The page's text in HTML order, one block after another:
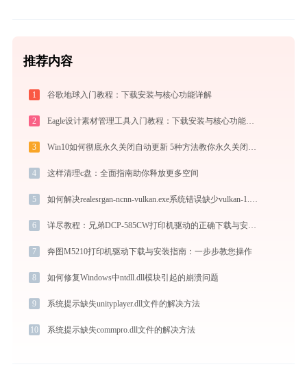
推荐内容
1 谷歌地球入门教程：下载安装与核心功能详解
2 Eagle设计素材管理工具入门教程：下载安装与核心功能详解
3
4 这样清理c盘：全面指南助你释放更多空间
5
6 详尽教程：兄弟DCP-585CW打印机驱动的正确下载与安装方式
7 奔图M5210打印机驱动下载与安装指南：一步步教您操作
8 如何修复Windows中ntdll.dll模块引起的崩溃问题
9 系统提示缺失unityplayer.dll文件的解决方法
10 系统提示缺失commpro.dll文件的解决方法